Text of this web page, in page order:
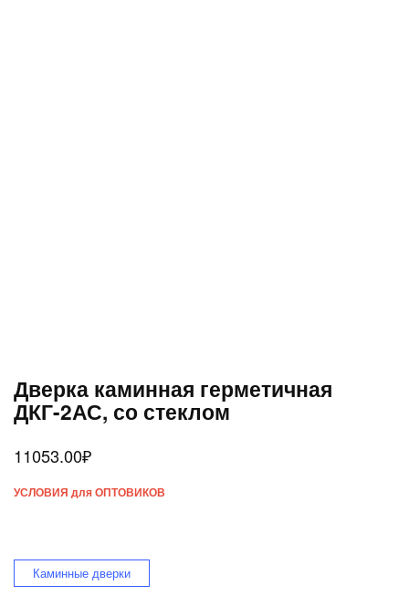
Дверка каминная герметичная
ДКГ-2АС, со стеклом
11053.00₽
УСЛОВИЯ для ОПТОВИКОВ
Каминные дверки